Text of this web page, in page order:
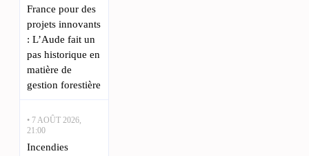
France pour des
projets innovants
: L’Aude fait un
pas historique en
matière de
gestion forestière
• 7 AOÛT 2026,
21:00
Incendies